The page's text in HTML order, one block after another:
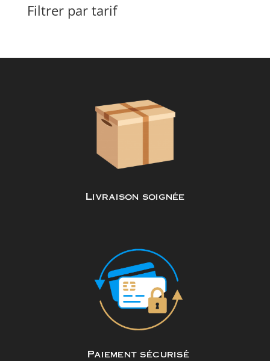
Filtrer par tarif
Livraison soignée
Paiement sécurisé